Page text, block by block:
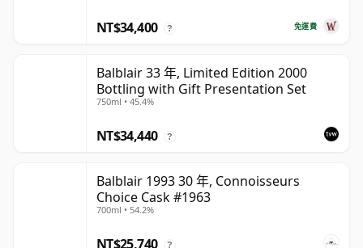
免運費
NT$34,400 ?
Balblair 33 年, Limited Edition 2000
Bottling with Gift Presentation Set
750ml • 45.4%
NT$34,440 ?
Balblair 1993 30 年, Connoisseurs
Choice Cask #1963
700ml • 54.2%
NT$25,740 ?